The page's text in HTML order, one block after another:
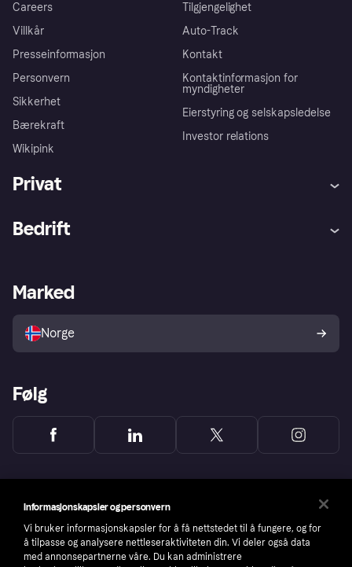
Careers
Villkår
Presseinformasjon
Personvern
Sikkerhet
Bærekraft
Wikipink
Tilgjengelighet
Auto-Track
Kontakt
Kontaktinformasjon for
myndigheter
Eierstyring og selskapsledelse
Investor relations
Privat
Utforsk butikker
Bedrift
Merchant portal
Marked
Norge
Følg
Informasjonskapsler og personvern
Vi bruker informasjonskapsler for å få nettstedet til å fungere, og for
å tilpasse og analysere nettleseraktiviteten din. Vi deler også data
med annonsepartnerne våre. Du kan administrere